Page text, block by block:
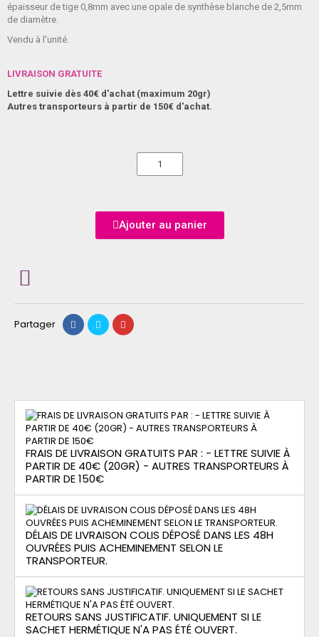
épaisseur de tige 0,8mm avec une opale de synthèse blanche de 2,5mm
de diamètre.
Vendu à l'unité.
LIVRAISON GRATUITE
Lettre suivie dès 40€ d'achat (maximum 20gr)
Autres transporteurs à partir de 150€ d'achat.
Ajouter au panier
Partager
FRAIS DE LIVRAISON GRATUITS PAR : - LETTRE SUIVIE À
PARTIR DE 40€ (20GR) - AUTRES TRANSPORTEURS À
PARTIR DE 150€
DÉLAIS DE LIVRAISON COLIS DÉPOSÉ DANS LES 48H
OUVRÉES PUIS ACHEMINEMENT SELON LE
TRANSPORTEUR.
RETOURS SANS JUSTIFICATIF. UNIQUEMENT SI LE
SACHET HERMÉTIQUE N'A PAS ÉTÉ OUVERT.